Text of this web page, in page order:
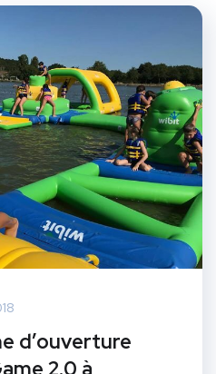
d’ouverture